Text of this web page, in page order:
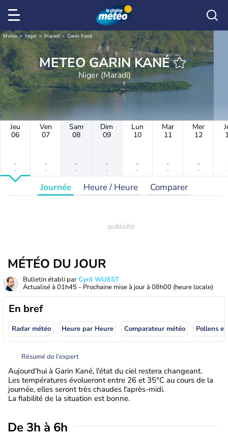
Météo Niger Maradi Garin Kané
METEO GARIN KANÉ
Niger (Maradi)
Jeu
06
-
-
Ven
07
-
-
Sam
08
-
-
Dim
09
-
-
Lun
10
-
-
Mar
11
-
-
Mer
12
-
-
Journée Heure / Heure Comparer
MÉTÉO DU JOUR
Bulletin établi parCyril WUEST
Actualisé à 01h45 - Prochaine mise à jour à 08h00 (heure locale)
En bref
Radar météo Heure par Heure Comparateur météo Pollens
Résumé de l’expert
Aujourd'hui à Garin Kané, l'état du ciel restera changeant.
Les températures évolueront entre 26 et 35°C au cours de la
journée, elles seront très chaudes l'après-midi.
La fiabilité de la situation est bonne.
De 3h à 6h